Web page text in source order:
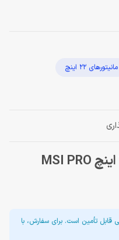
مانیتورهای 22 اینچ
خرید مانیتور ام اس ای 22 اینچ MSI PRO
تأمین است. برای سفارش، با